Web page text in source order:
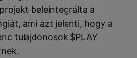
beleintegrálta a
ami azt jelenti, hogy a
tulajdonosok $PLAY